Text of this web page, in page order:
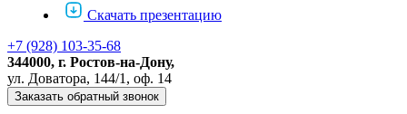
Скачать презентацию
+7 (928) 103-35-68
344000, г. Ростов-на-Дону,
ул. Доватора, 144/1, оф. 14
Заказать обратный звонок